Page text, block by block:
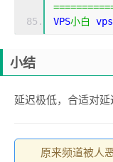
VPS小白
小结
延迟极低，合适对延
原来频道被